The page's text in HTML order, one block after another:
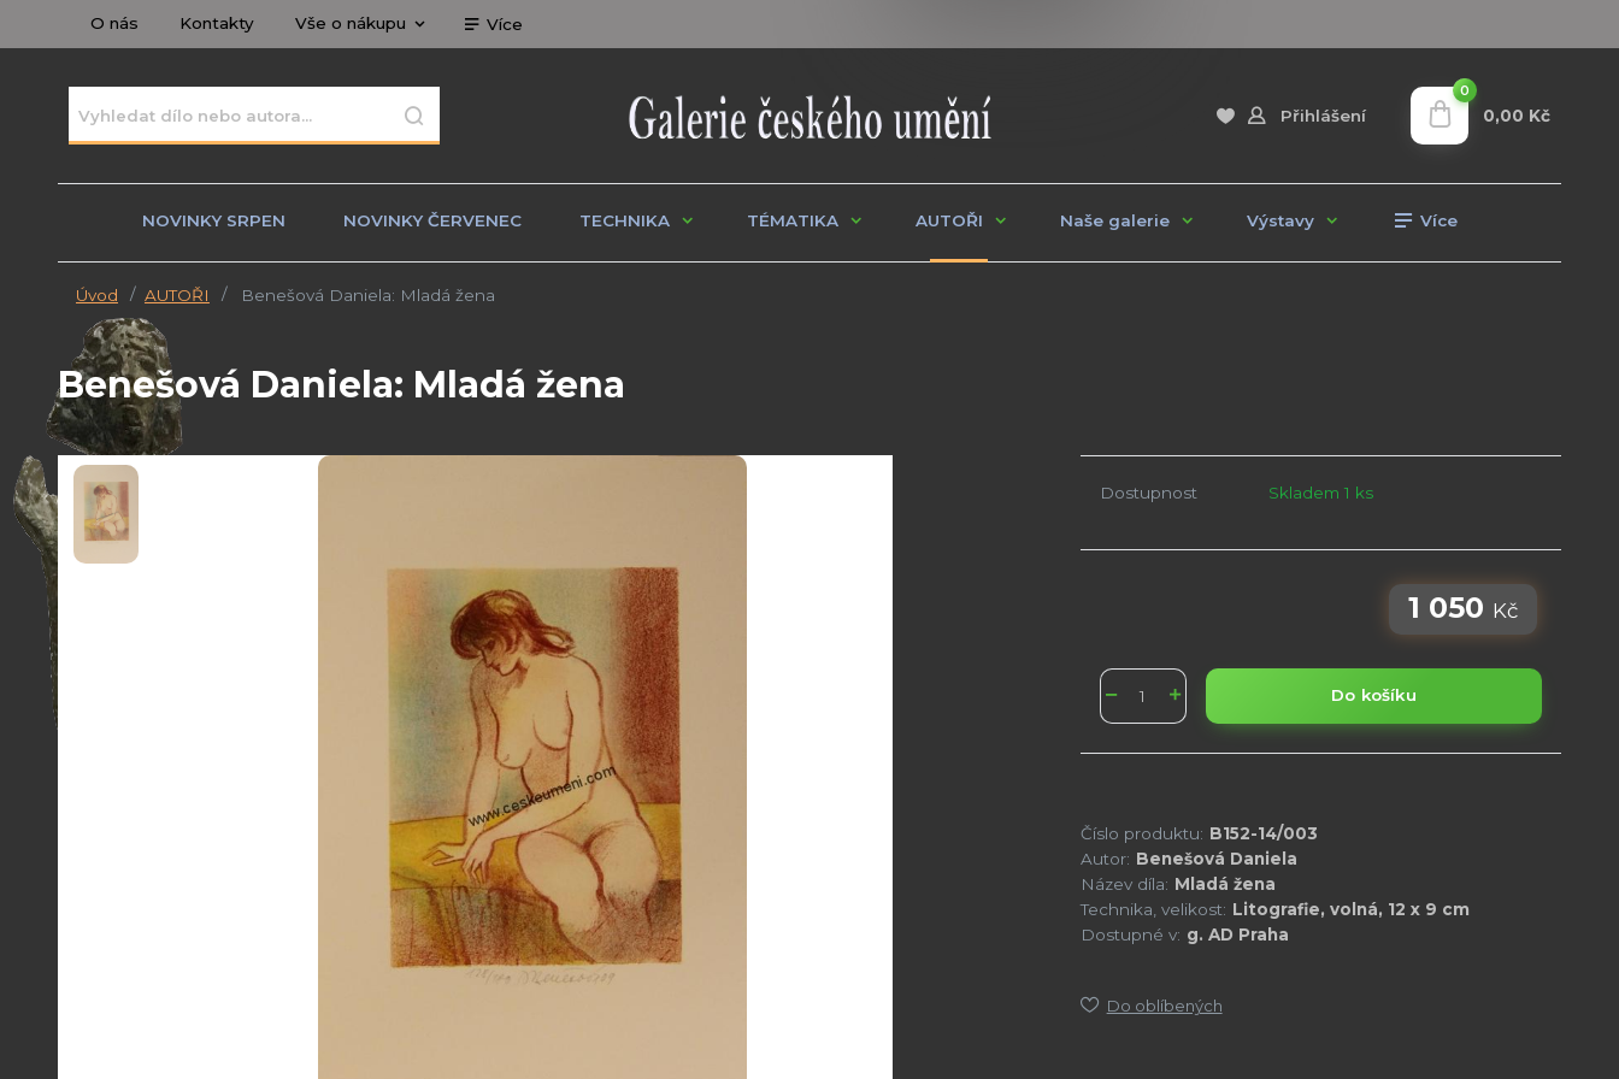
O nás Kontakty Vše o nákupu Více
Přihlášení
0
0,00 Kč
NOVINKY SRPEN NOVINKY ČERVENEC TECHNIKA TÉMATIKA AUTOŘI Naše galerie Výstavy Více
Úvod AUTOŘI Benešová Daniela: Mladá žena
Benešová Daniela: Mladá žena
Dostupnost Skladem 1 ks
1 050 Kč
Do košíku
Číslo produktu: B152-14/003
Autor: Benešová Daniela
Název díla: Mladá žena
Technika, velikost: Litografie, volná, 12 x 9 cm
Dostupné v: g. AD Praha
Do oblíbených